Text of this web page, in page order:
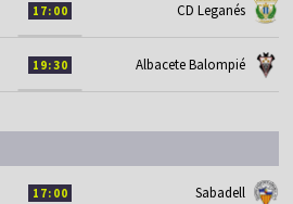
17:00 CD Leganés
19:30 Albacete Balompié
17:00 Sabadell